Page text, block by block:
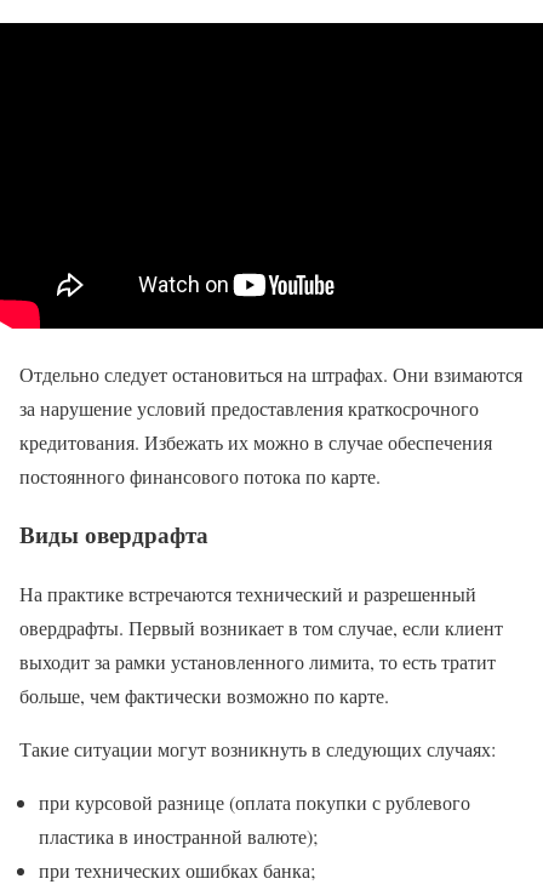
Отдельно следует остановиться на штрафах. Они взимаются
за нарушение условий предоставления краткосрочного
кредитования. Избежать их можно в случае обеспечения
постоянного финансового потока по карте.
Виды овердрафта
На практике встречаются технический и разрешенный
овердрафты. Первый возникает в том случае, если клиент
выходит за рамки установленного лимита, то есть тратит
больше, чем фактически возможно по карте.
Такие ситуации могут возникнуть в следующих случаях:
при курсовой разнице (оплата покупки с рублевого
пластика в иностранной валюте);
при технических ошибках банка;